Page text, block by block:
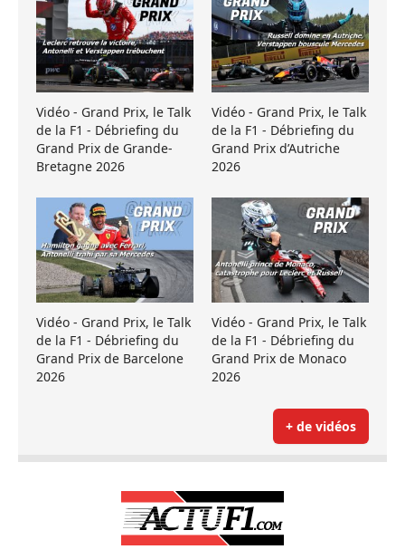
Vidéo - Grand Prix, le Talk
de la F1 - Débriefing du
Grand Prix de Grande-
Bretagne 2026
Vidéo - Grand Prix, le Talk
de la F1 - Débriefing du
Grand Prix d’Autriche
2026
Vidéo - Grand Prix, le Talk
de la F1 - Débriefing du
Grand Prix de Barcelone
2026
Vidéo - Grand Prix, le Talk
de la F1 - Débriefing du
Grand Prix de Monaco
2026
+ de vidéos